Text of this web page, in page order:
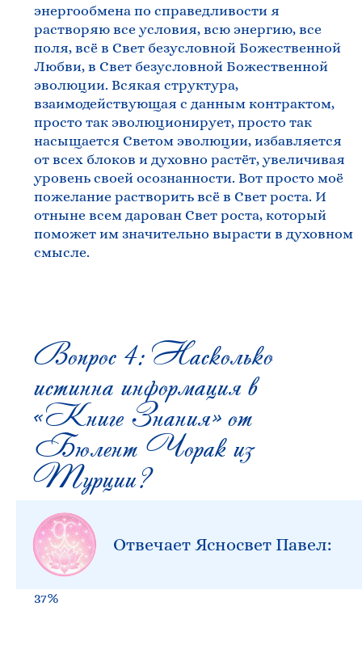
энергообмена по справедливости я
растворяю все условия, всю энергию, все
поля, всё в Свет безусловной Божественной
Любви, в Свет безусловной Божественной
эволюции. Всякая структура,
взаимодействующая с данным контрактом,
просто так эволюционирует, просто так
насыщается Светом эволюции, избавляется
от всех блоков и духовно растёт, увеличивая
уровень своей осознанности. Вот просто моё
пожелание растворить всё в Свет роста. И
отныне всем дарован Свет роста, который
поможет им значительно вырасти в духовном
смысле.
Вопрос 4: Насколько
истинна информация в
«Книге Знания» от
Бюлент Чорак из
Турции?
Отвечает Ясносвет Павел:
37%